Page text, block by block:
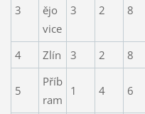
3
ějo
vice
3 2 8
4 Zlín 3 2 8
5
Příb
ram
1 4 6